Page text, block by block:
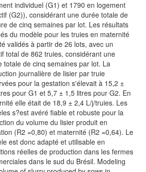
individuel (G1) et 1790 en logement
(G2)), considérant une durée totale de
de cinq semaines par lot. Les résultats
du modèle pour les truies en maternité
validés à partir de 26 lots, avec un
total de 862 truies, considérant une
totale de cinq semaines par lot. La
journalière de lisier par truie
pour la gestation s'élevait à 15,2 ±
pour G1 et 5,7 ± 1,5 litres pour G2. En
elle était de 18,9 ± 2,4 L/j/truies. Les
s?est avéré fiable et robuste pour la
du volume du lisier produit en
(R2 =0,80) et maternité (R2 =0,64). Le
est donc adapté et utilisable en
réelles de production dans les fermes
dans le sud du Brésil. Modeling